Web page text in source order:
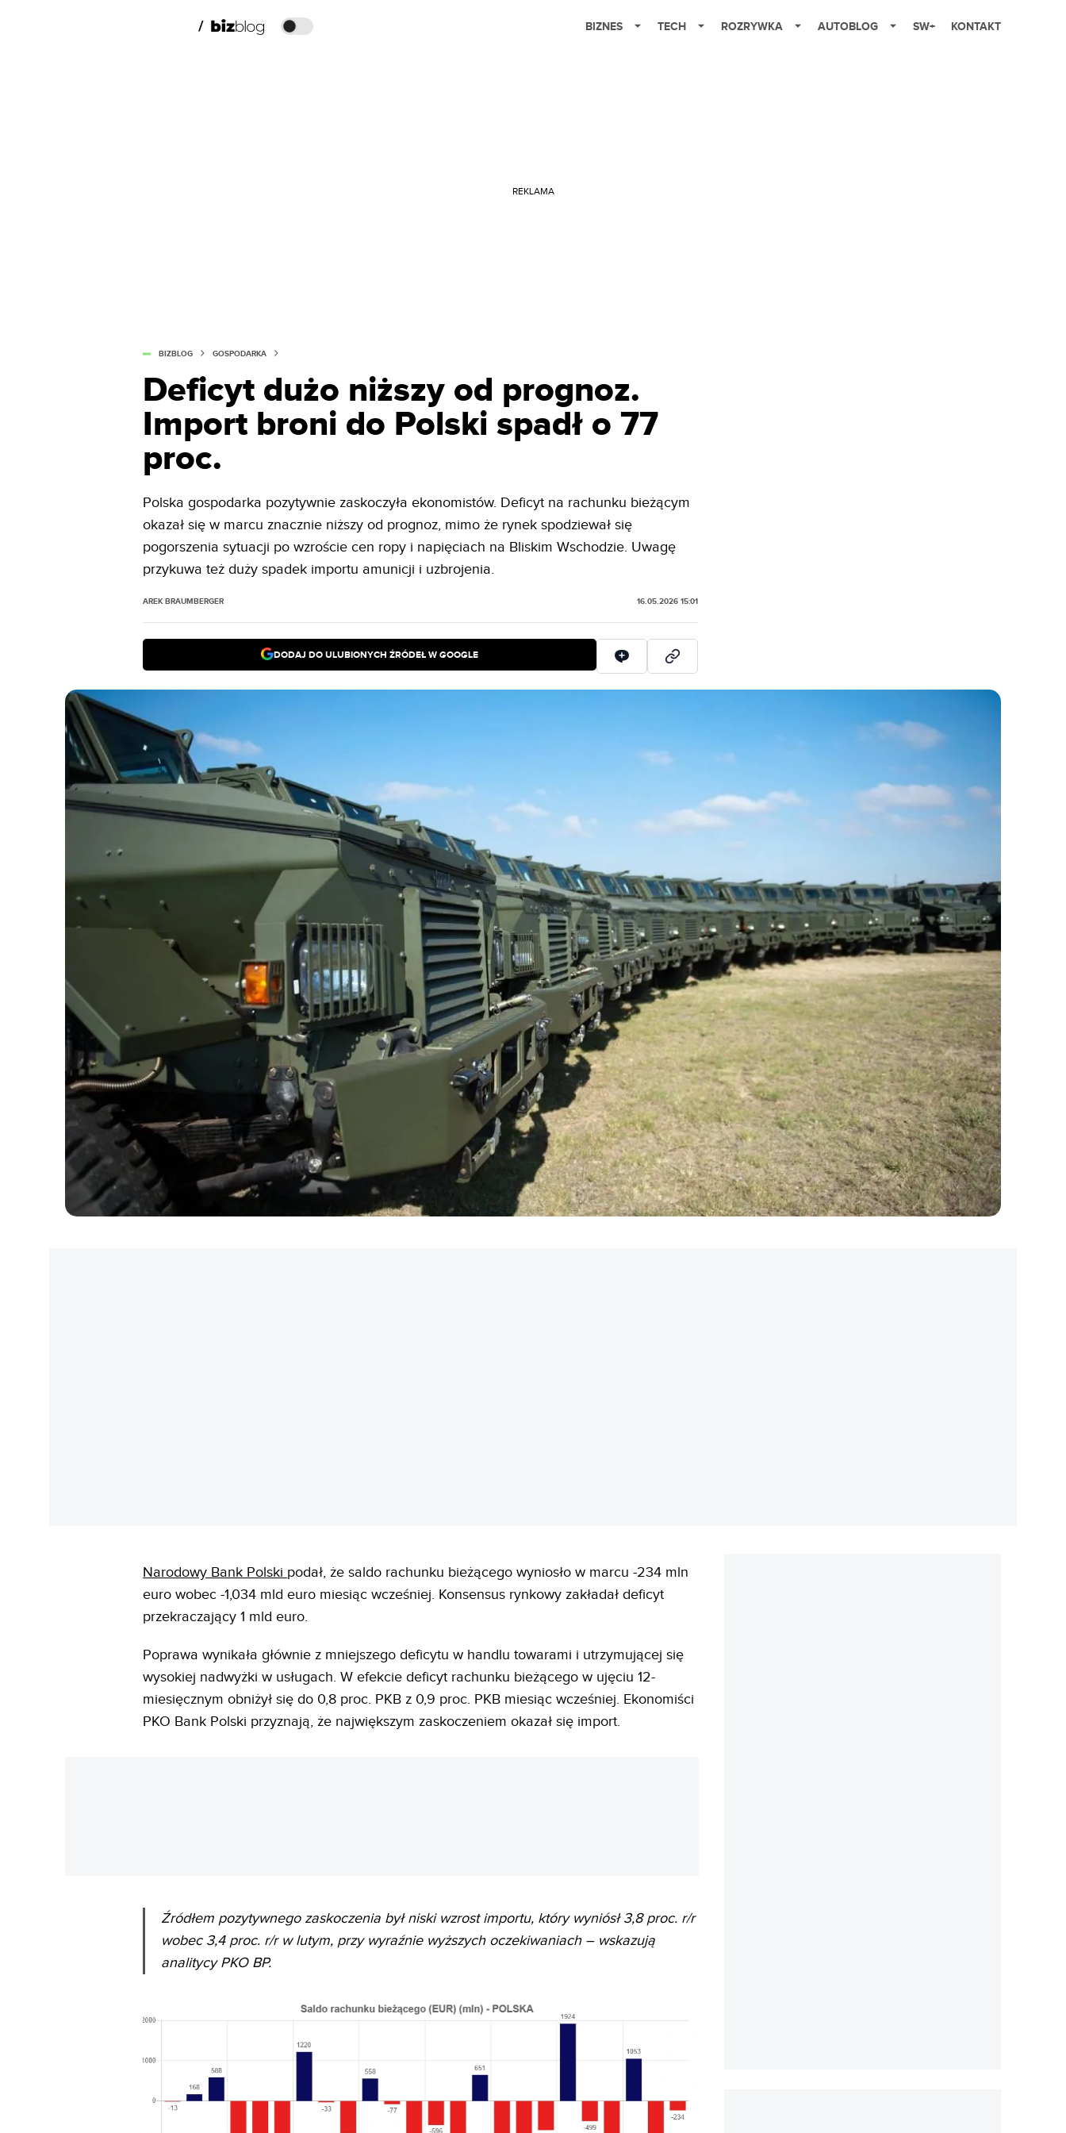
BIZNES TECH ROZRYWKA AUTOBLOG SW+ KONTAKT
REKLAMA
BIZBLOG GOSPODARKA
Deficyt dużo niższy od prognoz.
Import broni do Polski spadł o 77
proc.
Polska gospodarka pozytywnie zaskoczyła ekonomistów. Deficyt na rachunku bieżącym
okazał się w marcu znacznie niższy od prognoz, mimo że rynek spodziewał się
pogorszenia sytuacji po wzroście cen ropy i napięciach na Bliskim Wschodzie. Uwagę
przykuwa też duży spadek importu amunicji i uzbrojenia.
AREK BRAUMBERGER 16.05.2026 15:01
DODAJ DO ULUBIONYCH ŹRÓDEŁ W GOOGLE
Narodowy Bank Polski podał, że saldo rachunku bieżącego wyniosło w marcu -234 mln
euro wobec -1,034 mld euro miesiąc wcześniej. Konsensus rynkowy zakładał deficyt
przekraczający 1 mld euro.
Poprawa wynikała głównie z mniejszego deficytu w handlu towarami i utrzymującej się
wysokiej nadwyżki w usługach. W efekcie deficyt rachunku bieżącego w ujęciu 12-
miesięcznym obniżył się do 0,8 proc. PKB z 0,9 proc. PKB miesiąc wcześniej. Ekonomiści
PKO Bank Polski przyznają, że największym zaskoczeniem okazał się import.
Źródłem pozytywnego zaskoczenia był niski wzrost importu, który wyniósł 3,8 proc. r/r
wobec 3,4 proc. r/r w lutym, przy wyraźnie wyższych oczekiwaniach– wskazują
analitycy PKO BP.